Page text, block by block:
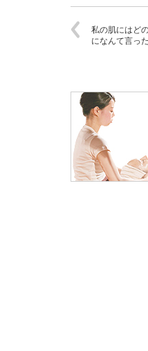
私の肌にはど
になんて言っ